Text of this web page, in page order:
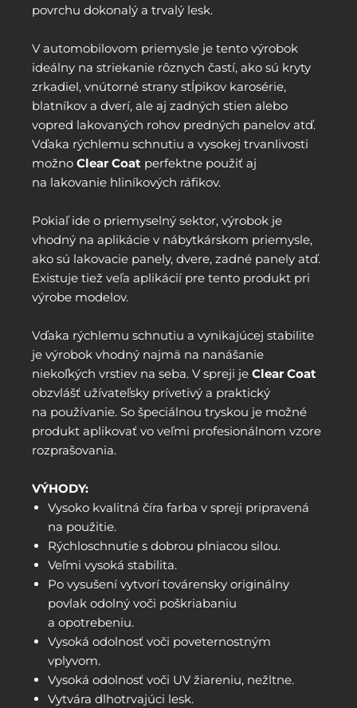
povrchu dokonalý a trvalý lesk.
V automobilovom priemysle je tento výrobok
ideálny na striekanie rôznych častí, ako sú kryty
zrkadiel, vnútorné strany stĺpikov karosérie,
blatníkov a dverí, ale aj zadných stien alebo
vopred lakovaných rohov predných panelov atď.
Vďaka rýchlemu schnutiu a vysokej trvanlivosti
možno Clear Coat perfektne použiť aj
na lakovanie hliníkových ráfikov.
Pokiaľ ide o priemyselný sektor, výrobok je
vhodný na aplikácie v nábytkárskom priemysle,
ako sú lakovacie panely, dvere, zadné panely atď.
Existuje tiež veľa aplikácií pre tento produkt pri
výrobe modelov.
Vďaka rýchlemu schnutiu a vynikajúcej stabilite
je výrobok vhodný najmä na nanášanie
niekoľkých vrstiev na seba. V spreji je Clear Coat
obzvlášť užívateľsky prívetivý a praktický
na používanie. So špeciálnou tryskou je možné
produkt aplikovať vo veľmi profesionálnom vzore
rozprašovania.
VÝHODY:
Vysoko kvalitná číra farba v spreji pripravená
na použitie.
Rýchloschnutie s dobrou plniacou silou.
Veľmi vysoká stabilita.
Po vysušení vytvorí továrensky originálny
povlak odolný voči poškriabaniu
a opotrebeniu.
Vysoká odolnosť voči poveternostným
vplyvom.
Vysoká odolnosť voči UV žiareniu, nežltne.
Vytvára dlhotrvajúci lesk.